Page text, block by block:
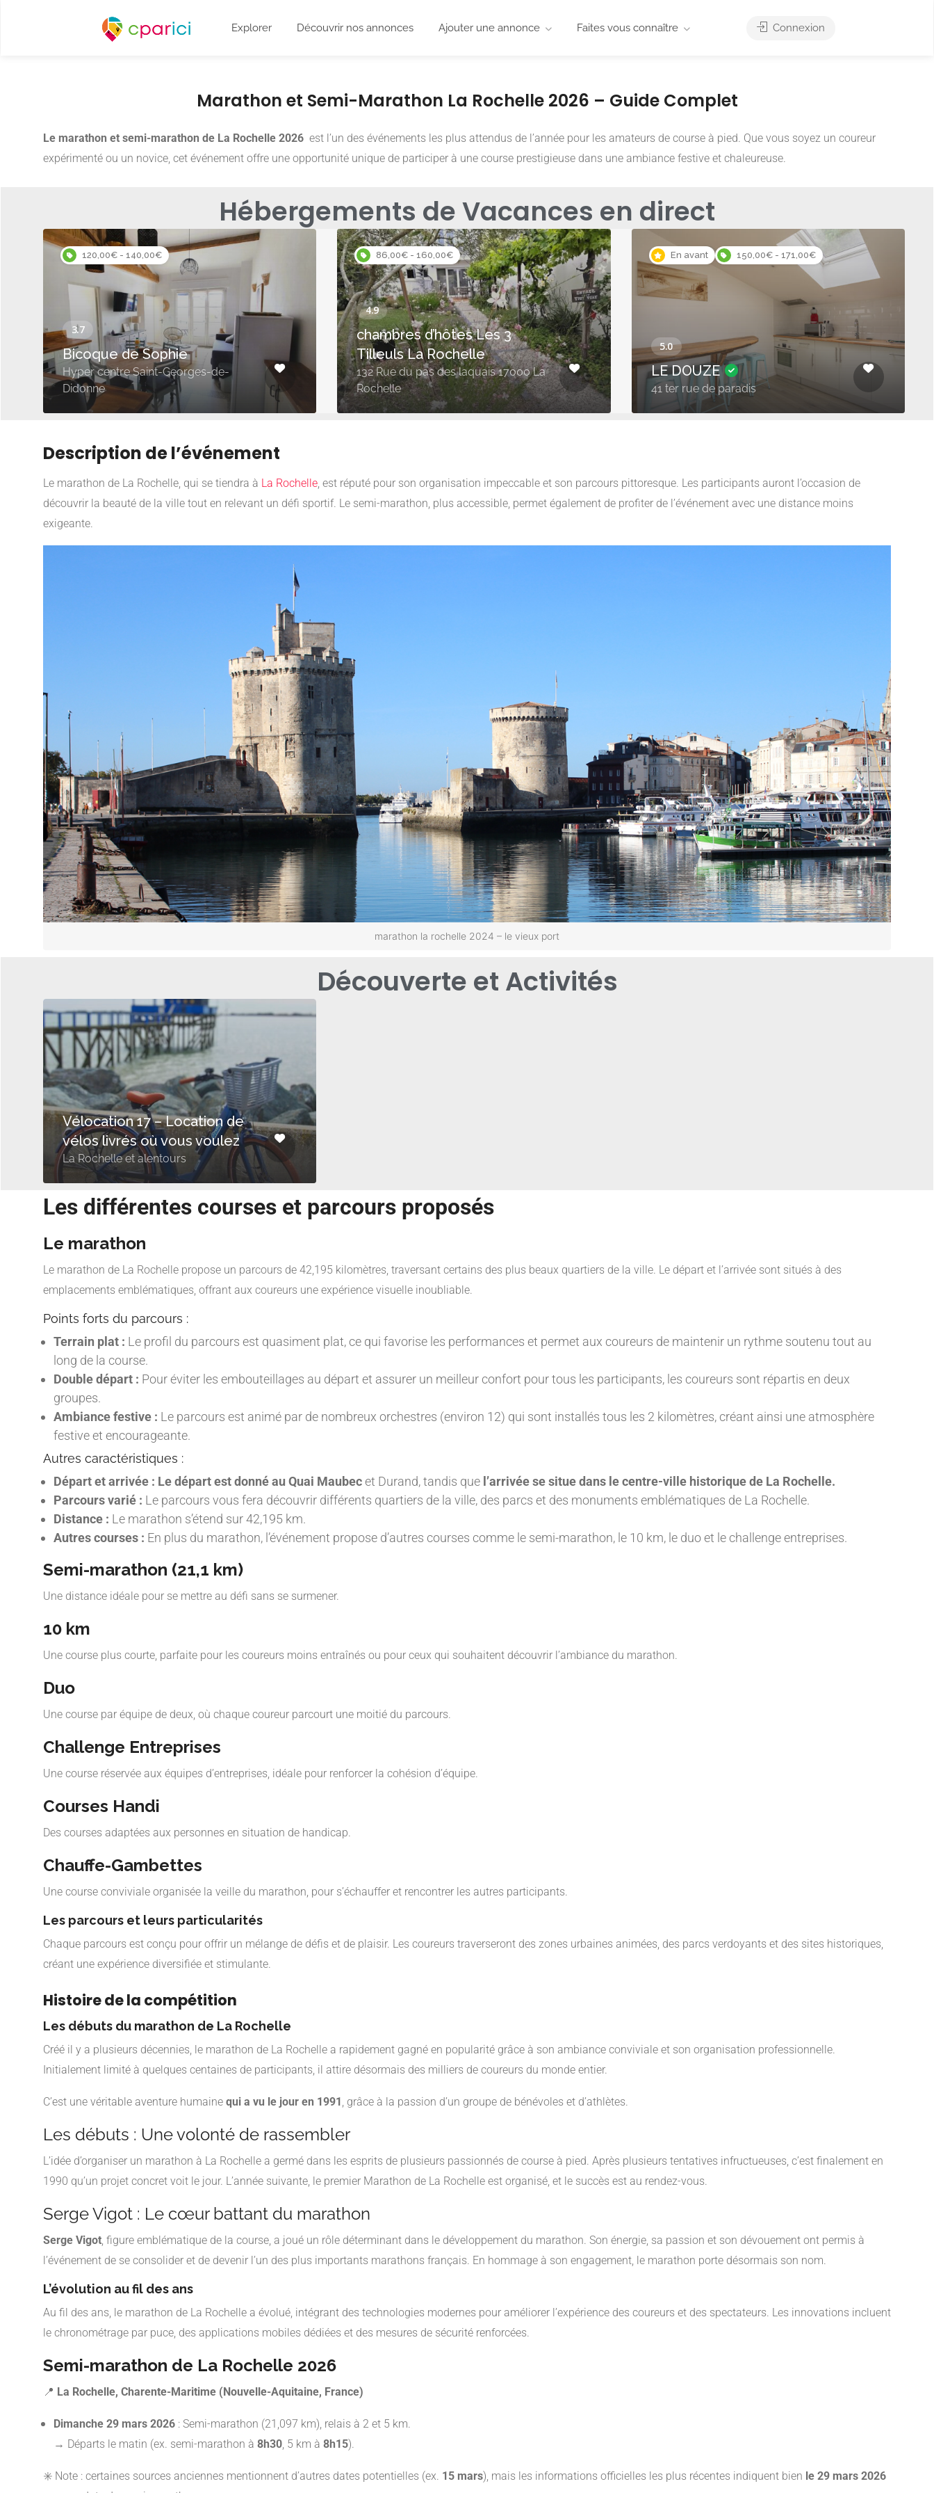
Explorer Découvrir nos annonces Ajouter une annonce Faites vous connaître Connexion
Marathon et Semi-Marathon La Rochelle 2026 – Guide Complet
Le marathon et semi-marathon de La Rochelle 2026 est l’un des événements les plus attendus de l’année pour les amateurs de course à pied. Que vous soyez un coureur
expérimenté ou un novice, cet événement offre une opportunité unique de participer à une course prestigieuse dans une ambiance festive et chaleureuse.
Hébergements de Vacances en direct
120,00€ - 140,00€
Bicoque de Sophie
Hyper centre Saint-Georges-de-
Didonne
86,00€ - 160,00€
chambres d’hôtes Les 3
Tilleuls La Rochelle
132 Rue du pas des laquais 17000 La
Rochelle
En avant 150,00€ - 171,00€
LE DOUZE
41 ter rue de paradis
Description de l’événement
Le marathon de La Rochelle, qui se tiendra à La Rochelle, est réputé pour son organisation impeccable et son parcours pittoresque. Les participants auront l’occasion de
découvrir la beauté de la ville tout en relevant un défi sportif. Le semi-marathon, plus accessible, permet également de profiter de l’événement avec une distance moins
exigeante.
marathon la rochelle 2024 – le vieux port
Découverte et Activités
Vélocation 17 – Location de
vélos livrés où vous voulez
La Rochelle et alentours
Les différentes courses et parcours proposés
Le marathon
Le marathon de La Rochelle propose un parcours de 42,195 kilomètres, traversant certains des plus beaux quartiers de la ville. Le départ et l’arrivée sont situés à des
emplacements emblématiques, offrant aux coureurs une expérience visuelle inoubliable.
Points forts du parcours :
Terrain plat : Le profil du parcours est quasiment plat, ce qui favorise les performances et permet aux coureurs de maintenir un rythme soutenu tout au
long de la course.
Double départ : Pour éviter les embouteillages au départ et assurer un meilleur confort pour tous les participants, les coureurs sont répartis en deux
groupes.
Ambiance festive : Le parcours est animé par de nombreux orchestres (environ 12) qui sont installés tous les 2 kilomètres, créant ainsi une atmosphère
festive et encourageante.
Autres caractéristiques :
Départ et arrivée : Le départ est donné au Quai Maubecet Durand, tandis que l’arrivée se situe dans le centre-ville historique de La Rochelle.
Parcours varié : Le parcours vous fera découvrir différents quartiers de la ville, des parcs et des monuments emblématiques de La Rochelle.
Distance : Le marathon s’étend sur 42,195 km.
Autres courses : En plus du marathon, l’événement propose d’autres courses comme le semi-marathon, le 10 km, le duo et le challenge entreprises.
Semi-marathon (21,1 km)
Une distance idéale pour se mettre au défi sans se surmener.
10 km
Une course plus courte, parfaite pour les coureurs moins entraînés ou pour ceux qui souhaitent découvrir l’ambiance du marathon.
Duo
Une course par équipe de deux, où chaque coureur parcourt une moitié du parcours.
Challenge Entreprises
Une course réservée aux équipes d’entreprises, idéale pour renforcer la cohésion d’équipe.
Courses Handi
Des courses adaptées aux personnes en situation de handicap.
Chauffe-Gambettes
Une course conviviale organisée la veille du marathon, pour s’échauffer et rencontrer les autres participants.
Les parcours et leurs particularités
Chaque parcours est conçu pour offrir un mélange de défis et de plaisir. Les coureurs traverseront des zones urbaines animées, des parcs verdoyants et des sites historiques,
créant une expérience diversifiée et stimulante.
Histoire de la compétition
Les débuts du marathon de La Rochelle
Créé il y a plusieurs décennies, le marathon de La Rochelle a rapidement gagné en popularité grâce à son ambiance conviviale et son organisation professionnelle.
Initialement limité à quelques centaines de participants, il attire désormais des milliers de coureurs du monde entier.
C’est une véritable aventure humaine qui a vu le jour en 1991 , grâce à la passion d’un groupe de bénévoles et d’athlètes.
Les débuts : Une volonté de rassembler
L’idée d’organiser un marathon à La Rochelle a germé dans les esprits de plusieurs passionnés de course à pied. Après plusieurs tentatives infructueuses, c’est finalement en
1990 qu’un projet concret voit le jour. L’année suivante, le premier Marathon de La Rochelle est organisé, et le succès est au rendez-vous.
Serge Vigot : Le cœur battant du marathon
Serge Vigot, figure emblématique de la course, a joué un rôle déterminant dans le développement du marathon. Son énergie, sa passion et son dévouement ont permis à
l’événement de se consolider et de devenir l’un des plus importants marathons français. En hommage à son engagement, le marathon porte désormais son nom.
L’évolution au fil des ans
Au fil des ans, le marathon de La Rochelle a évolué, intégrant des technologies modernes pour améliorer l’expérience des coureurs et des spectateurs. Les innovations incluent
le chronométrage par puce, des applications mobiles dédiées et des mesures de sécurité renforcées.
Semi-marathon de La Rochelle 2026
📍 La Rochelle, Charente-Maritime (Nouvelle-Aquitaine, France)
Dimanche 29 mars 2026 : Semi-marathon (21,097 km), relais à 2 et 5 km.
→ Départs le matin (ex. semi-marathon à 8h30, 5 km à 8h15).
✳️ Note : certaines sources anciennes mentionnent d’autres dates potentielles (ex. 15 mars), mais les informations officielles les plus récentes indiquent bien le 29 mars 2026